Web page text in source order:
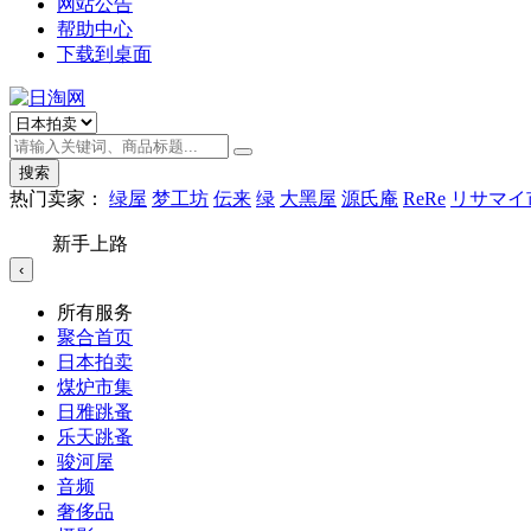
网站公告
帮助中心
下载到桌面
搜索
热门卖家： 绿屋 梦工坊 伝来 绿 大黑屋 源氏庵 ReRe リサマ
新手上路
‹
所有服务
聚合首页
日本拍卖
煤炉市集
日雅跳蚤
乐天跳蚤
骏河屋
音频
奢侈品